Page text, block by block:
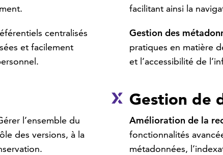
centralisés
et facilement
facilitant ainsi la
Gestion des
pratiques en matière
et l’accessibilité de
l’ensemble du
des versions, à la
Gestion de
Amélioration de la
fonctionnalités
métadonnées,